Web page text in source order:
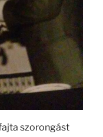
szorongást